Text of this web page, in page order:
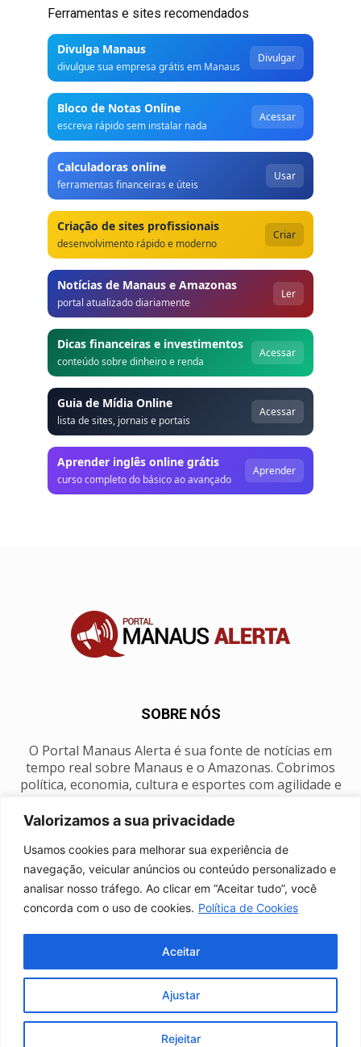
Valorizamos a sua privacidade
Usamos cookies para melhorar sua experiência de
navegação, veicular anúncios ou conteúdo personalizado e
analisar nosso tráfego. Ao clicar em “Aceitar tudo”, você
concorda com o uso de cookies. Política de Cookies
Ajustar
Rejeitar
Aceitar
Ferramentas e sites recomendados
Divulga Manaus
divulgue sua empresa grátis em Manaus
Divulgar
Bloco de Notas Online
escreva rápido sem instalar nada
Acessar
Calculadoras online
ferramentas financeiras e úteis
Usar
Criação de sites profissionais
desenvolvimento rápido e moderno
Criar
Notícias de Manaus e Amazonas
portal atualizado diariamente
Ler
Dicas financeiras e investimentos
conteúdo sobre dinheiro e renda
Acessar
Guia de Mídia Online
lista de sites, jornais e portais
Acessar
Aprender inglês online grátis
curso completo do básico ao avançado
Aprender
SOBRE NÓS
O Portal Manaus Alerta é sua fonte de notícias em
tempo real sobre Manaus e o Amazonas. Cobrimos
política, economia, cultura e esportes com agilidade e
SIGA-NOS
Fale conosco
Manaus Clima